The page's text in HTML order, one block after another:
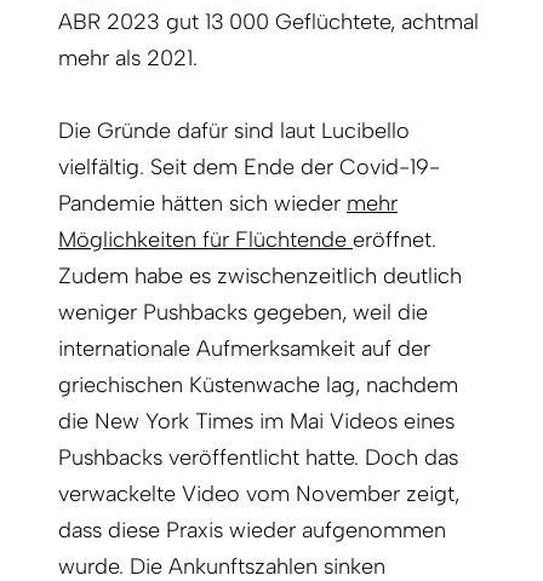
ABR 2023 gut 13 000 Geflüchtete, achtmal
mehr als 2021.
Die Gründe dafür sind laut Lucibello
vielfältig. Seit dem Ende der Covid-19-
Pandemie hätten sich wieder mehr
Möglichkeiten für Flüchtende eröffnet.
Zudem habe es zwischenzeitlich deutlich
weniger Pushbacks gegeben, weil die
internationale Aufmerksamkeit auf der
griechischen Küstenwache lag, nachdem
die New York Times im Mai Videos eines
Pushbacks veröffentlicht hatte. Doch das
verwackelte Video vom November zeigt,
dass diese Praxis wieder aufgenommen
wurde. Die Ankunftszahlen sinken